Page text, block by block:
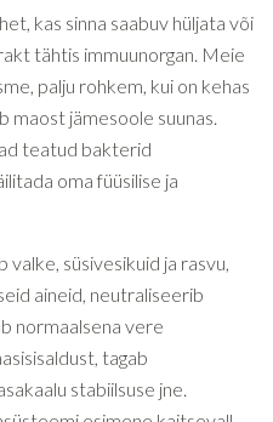
kas sinna saabuv hüljata või
tähtis immuunorgan. Meie
palju rohkem, kui on kehas
maost jämesoole suunas.
teatud bakterid
oma füüsilise ja
süsivesikuid ja rasvu,
aineid, neutraliseerib
normaalsena vere
tagab
stabiilsuse jne.